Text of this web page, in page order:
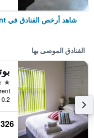
شاهد أرخص الفنادق في Stoke-on-Trent
الفنادق الموصى بها
2 نجمتين
0.2 كيلومتر عن وسط المدينة
326 ﷼